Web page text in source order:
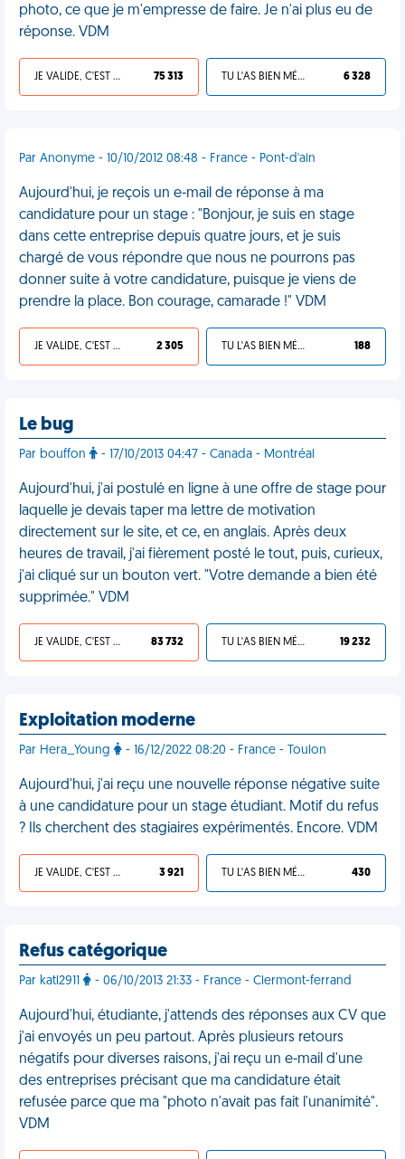
photo, ce que je m'empresse de faire. Je n'ai plus eu de
réponse. VDM
JE VALIDE, C'EST UNE VDM 75 313 TU L'AS BIEN MÉRITÉ 6 328
Par Anonyme - 10/10/2012 08:48 - France - Pont-d'ain
Aujourd'hui, je reçois un e-mail de réponse à ma
candidature pour un stage : "Bonjour, je suis en stage
dans cette entreprise depuis quatre jours, et je suis
chargé de vous répondre que nous ne pourrons pas
donner suite à votre candidature, puisque je viens de
prendre la place. Bon courage, camarade !" VDM
JE VALIDE, C'EST UNE VDM 2 305 TU L'AS BIEN MÉRITÉ 188
Le bug
Par bouffon - 17/10/2013 04:47 - Canada - Montréal
Aujourd'hui, j'ai postulé en ligne à une offre de stage pour
laquelle je devais taper ma lettre de motivation
directement sur le site, et ce, en anglais. Après deux
heures de travail, j'ai fièrement posté le tout, puis, curieux,
j'ai cliqué sur un bouton vert. "Votre demande a bien été
supprimée." VDM
JE VALIDE, C'EST UNE VDM 83 732 TU L'AS BIEN MÉRITÉ 19 232
Exploitation moderne
Par Hera_Young - 16/12/2022 08:20 - France - Toulon
Aujourd'hui, j'ai reçu une nouvelle réponse négative suite
à une candidature pour un stage étudiant. Motif du refus
? Ils cherchent des stagiaires expérimentés. Encore. VDM
JE VALIDE, C'EST UNE VDM 3 921 TU L'AS BIEN MÉRITÉ 430
Refus catégorique
Par katl2911 - 06/10/2013 21:33 - France - Clermont-ferrand
Aujourd'hui, étudiante, j'attends des réponses aux CV que
j'ai envoyés un peu partout. Après plusieurs retours
négatifs pour diverses raisons, j'ai reçu un e-mail d'une
des entreprises précisant que ma candidature était
refusée parce que ma "photo n'avait pas fait l'unanimité".
VDM